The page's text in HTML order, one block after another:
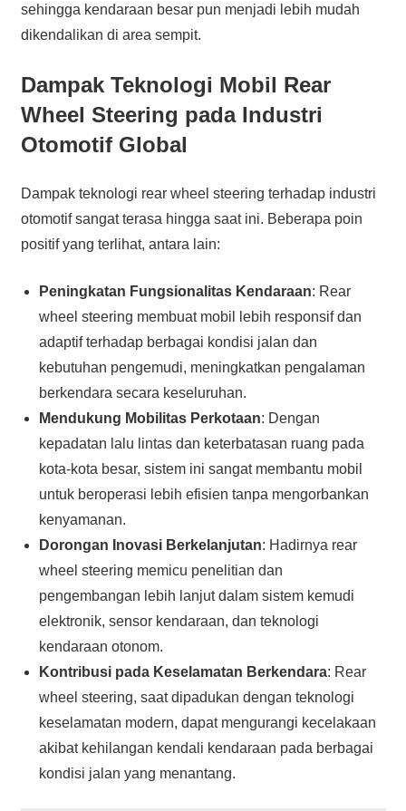
sehingga kendaraan besar pun menjadi lebih mudah
dikendalikan di area sempit.
Dampak Teknologi Mobil Rear
Wheel Steering pada Industri
Otomotif Global
Dampak teknologi rear wheel steering terhadap industri
otomotif sangat terasa hingga saat ini. Beberapa poin
positif yang terlihat, antara lain:
Peningkatan Fungsionalitas Kendaraan: Rear
wheel steering membuat mobil lebih responsif dan
adaptif terhadap berbagai kondisi jalan dan
kebutuhan pengemudi, meningkatkan pengalaman
berkendara secara keseluruhan.
Mendukung Mobilitas Perkotaan: Dengan
kepadatan lalu lintas dan keterbatasan ruang pada
kota-kota besar, sistem ini sangat membantu mobil
untuk beroperasi lebih efisien tanpa mengorbankan
kenyamanan.
Dorongan Inovasi Berkelanjutan: Hadirnya rear
wheel steering memicu penelitian dan
pengembangan lebih lanjut dalam sistem kemudi
elektronik, sensor kendaraan, dan teknologi
kendaraan otonom.
Kontribusi pada Keselamatan Berkendara: Rear
wheel steering, saat dipadukan dengan teknologi
keselamatan modern, dapat mengurangi kecelakaan
akibat kehilangan kendali kendaraan pada berbagai
kondisi jalan yang menantang.